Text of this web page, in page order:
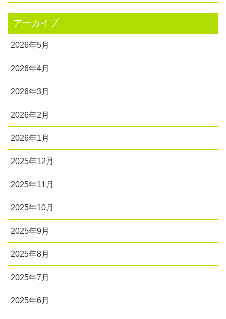
アーカイブ
2026年5月
2026年4月
2026年3月
2026年2月
2026年1月
2025年12月
2025年11月
2025年10月
2025年9月
2025年8月
2025年7月
2025年6月